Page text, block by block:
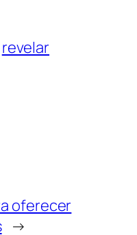
revelar
oferecer
→